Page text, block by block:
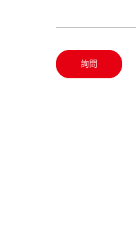
詢問